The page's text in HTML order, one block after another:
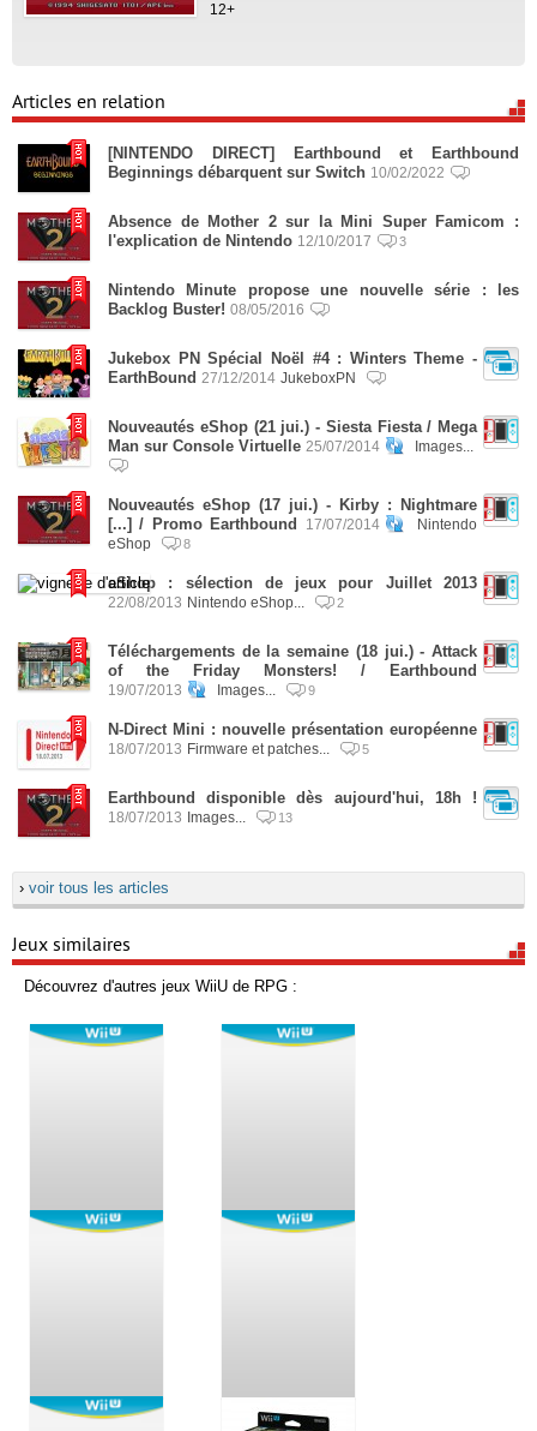
12+
Articles en relation
[NINTENDO DIRECT] Earthbound et Earthbound
Beginnings débarquent sur Switch 10/02/2022
Absence de Mother 2 sur la Mini Super Famicom :
l'explication de Nintendo 12/10/2017 3
Nintendo Minute propose une nouvelle série : les
Backlog Buster! 08/05/2016
Jukebox PN Spécial Noël #4 : Winters Theme -
EarthBound 27/12/2014 JukeboxPN
Nouveautés eShop (21 jui.) - Siesta Fiesta / Mega
Man sur Console Virtuelle 25/07/2014 Images...
Nouveautés eShop (17 jui.) - Kirby : Nightmare
[...] / Promo Earthbound
17/07/2014
Nintendo
eShop
8
eShop : sélection de jeux pour Juillet 2013
22/08/2013 Nintendo eShop... 2
Téléchargements de la semaine (18 jui.) - Attack
of the Friday Monsters! / Earthbound
19/07/2013 Images... 9
N-Direct Mini : nouvelle présentation européenne
18/07/2013 Firmware et patches... 5
Earthbound disponible dès aujourd'hui, 18h !
18/07/2013 Images... 13
› voir tous les articles
Jeux similaires
Découvrez d'autres jeux WiiU de RPG :